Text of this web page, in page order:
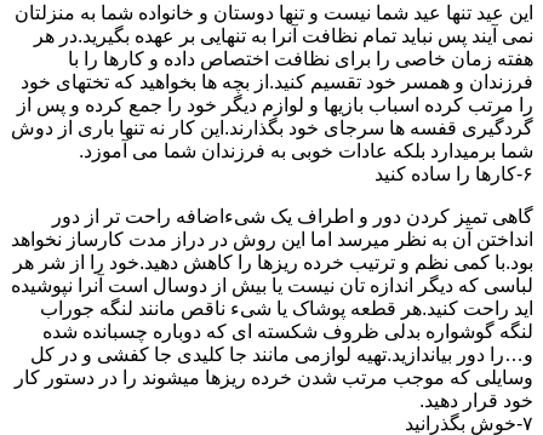
این عید تنها عید شما نیست و تنها دوستان و خانواده شما به منزلتان
نمی آیند پس نباید تمام نظافت آنرا به تنهایی بر عهده بگیرید.در هر
هفته زمان خاصی را برای نظافت اختصاص داده و کارها را با
فرزندان و همسر خود تقسیم کنید.از بچه ها بخواهید که تختهای خود
را مرتب کرده اسباب بازیها و لوازم دیگر خود را جمع کرده و پس از
گردگیری قفسه ها سرجای خود بگذارند.این کار نه تنها باری از دوش
شما برمیدارد بلکه عادات خوبی به فرزندان شما می آموزد.
۶-کارها را ساده کنید
گاهی تمیز کردن دور و اطراف یک شیءاضافه راحت تر از دور
انداختن آن به نظر میرسد اما این روش در دراز مدت کارساز نخواهد
بود.با کمی نظم و ترتیب خرده ریزها را کاهش دهید.خود را از شر هر
لباسی که دیگر اندازه تان نیست یا بیش از دوسال است آنرا نپوشیده
اید راحت کنید.هر قطعه پوشاک یا شیء ناقص مانند لنگه جوراب
لنگه گوشواره بدلی ظروف شکسته ای که دوباره چسبانده شده
و…را دور بیاندازید.تهیه لوازمی مانند جا کلیدی جا کفشی و در کل
وسایلی که موجب مرتب شدن خرده ریزها میشوند را در دستور کار
خود قرار دهید.
۷-خوش بگذرانید